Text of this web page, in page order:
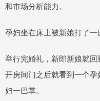
和市场分析能力。
孕妇坐在床上被新娘打了一
举行完婚礼，新郎新娘就
开房间门之后就看到一个
妇一巴掌。